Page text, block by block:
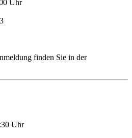
Uhr
finden Sie in der
Uhr